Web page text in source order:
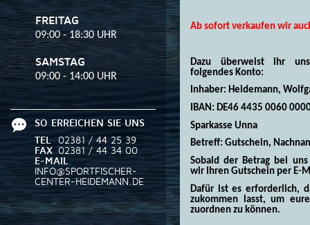
FREITAG
09:00 - 18:30 UHR
SAMSTAG
09:00 - 14:00 UHR
SO ERREICHEN SIE UNS
TEL
02381 / 44 25 39
FAX 02381 / 44 34 00
E-MAIL
INFO@SPORTFISCHER-
CENTER-HEIDEMANN.DE
Ab sofort verkaufen wir
Dazu überweist ihr
folgendes Konto:
Inhaber: Heidemann,
IBAN: DE46 4435 0060
Sparkasse Unna
Betreff: Gutschein,
Sobald der Betrag bei
wir Ihren Gutschein per E-
Dafür ist es erforderlich,
zukommen lasst, um
zuordnen zu können.